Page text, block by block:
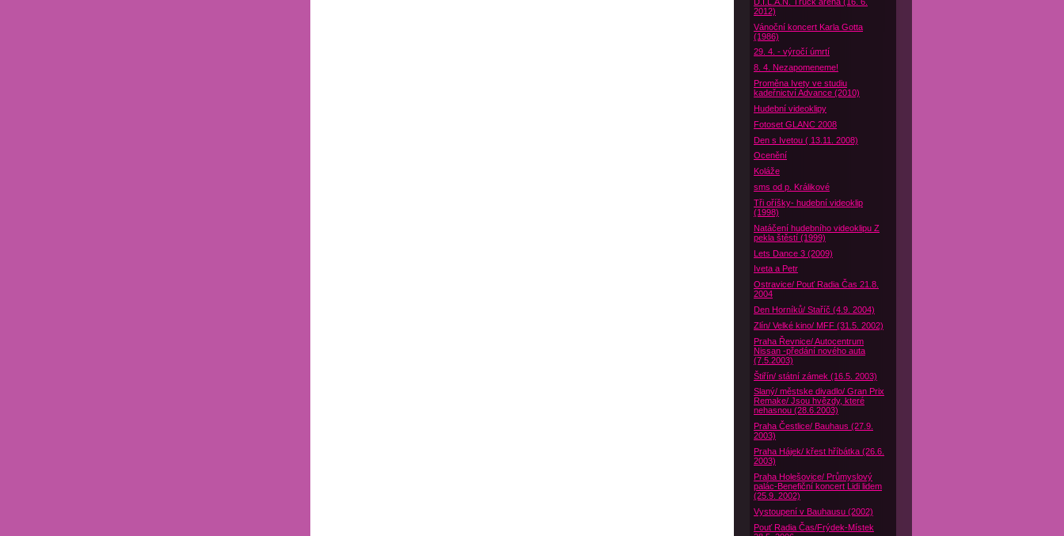
2012)
Vánoční koncert Karla Gotta
(1986)
29. 4. - výročí úmrtí
8. 4. Nezapomeneme!
Proměna Ivety ve studiu
kadeřnictví Advance (2010)
Hudební videoklipy
Fotoset GLANC 2008
Den s Ivetou ( 13.11. 2008)
Ocenění
Koláže
sms od p. Králikové
Tři oříšky- hudební videoklip
(1998)
Natáčení hudebního videoklipu Z
pekla štěstí (1999)
Lets Dance 3 (2009)
Iveta a Petr
Ostravice/ Pouť Radia Čas 21.8.
2004
Den Horníků/ Staříč (4.9. 2004)
Zlín/ Velké kino/ MFF (31.5. 2002)
Praha Řevnice/ Autocentrum
Nissan -předání nového auta
(7.5.2003)
Štiřín/ státní zámek (16.5. 2003)
Slaný/ městske divadlo/ Gran Prix
Remake/ Jsou hvězdy, které
nehasnou (28.6.2003)
Praha Čestlice/ Bauhaus (27.9.
2003)
Praha Hájek/ křest hříbátka (26.6.
2003)
Praha Holešovice/ Průmyslový
palác-Benefiční koncert Lidi lidem
(25.9. 2002)
Vystoupení v Bauhausu (2002)
Pouť Radia Čas/Frýdek-Místek